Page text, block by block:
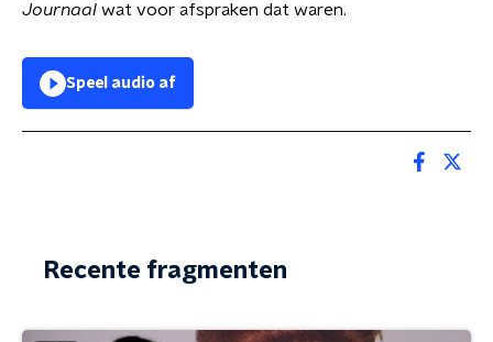
Journaal wat voor afspraken dat waren.
Speel audio af
Recente fragmenten